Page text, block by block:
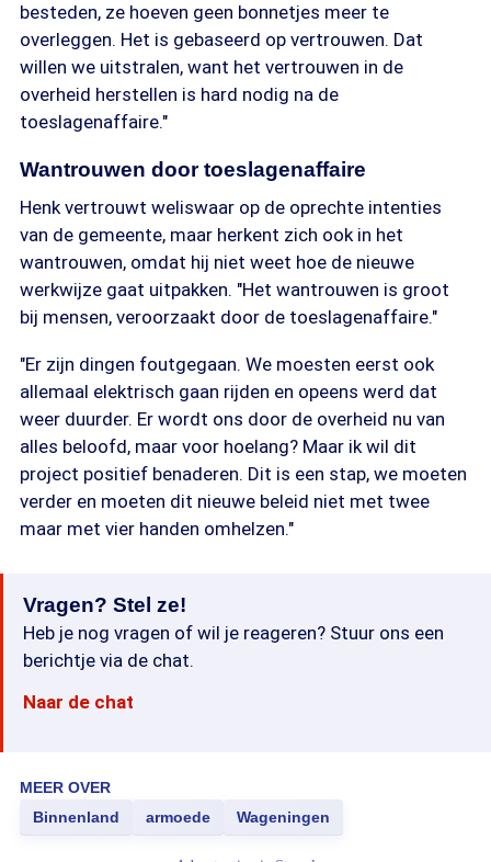
besteden, ze hoeven geen bonnetjes meer te
overleggen. Het is gebaseerd op vertrouwen. Dat
willen we uitstralen, want het vertrouwen in de
overheid herstellen is hard nodig na de
toeslagenaffaire."
Wantrouwen door toeslagenaffaire
Henk vertrouwt weliswaar op de oprechte intenties
van de gemeente, maar herkent zich ook in het
wantrouwen, omdat hij niet weet hoe de nieuwe
werkwijze gaat uitpakken. "Het wantrouwen is groot
bij mensen, veroorzaakt door de toeslagenaffaire."
"Er zijn dingen foutgegaan. We moesten eerst ook
allemaal elektrisch gaan rijden en opeens werd dat
weer duurder. Er wordt ons door de overheid nu van
alles beloofd, maar voor hoelang? Maar ik wil dit
project positief benaderen. Dit is een stap, we moeten
verder en moeten dit nieuwe beleid niet met twee
maar met vier handen omhelzen."
Vragen? Stel ze!
Heb je nog vragen of wil je reageren? Stuur ons een
berichtje via de chat.
Naar de chat
MEER OVER
Binnenland
armoede Wageningen